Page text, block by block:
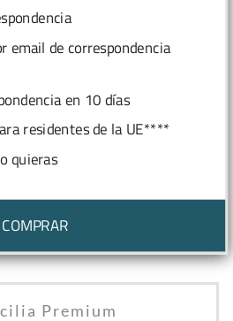
email de correspondencia
en 10 días
residentes de la UE****
quieras
COMPRAR
Premium